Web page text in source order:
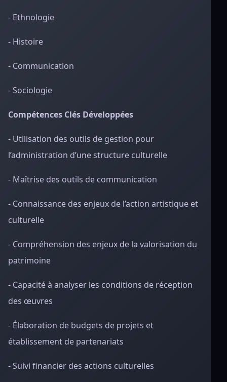
- Ethnologie
- Histoire
- Communication
- Sociologie
Compétences Clés Développées
- Utilisation des outils de gestion pour
l’administration d’une structure culturelle
- Maîtrise des outils de communication
- Connaissance des enjeux de l’action artistique et
culturelle
- Compréhension des enjeux de la valorisation du
patrimoine
- Capacité à analyser les conditions de réception
des œuvres
- Élaboration de budgets de projets et
établissement de partenariats
- Suivi financier des actions culturelles